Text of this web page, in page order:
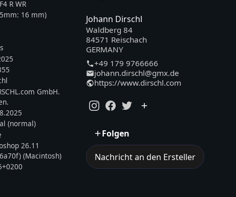
R WR
16 mm)
GmbH.
(normal)
26.11
(Macintosh)
Johann Dirschl
Waldberg 84
84571 Reischach
GERMANY
+49 179 9766666
johann.dirschl@gmx.de
https://www.dirschl.com
Folgen
Nachricht an den Ersteller